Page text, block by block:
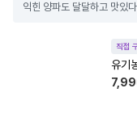
익힌 양파도 달달하고 맛있
직접
유기